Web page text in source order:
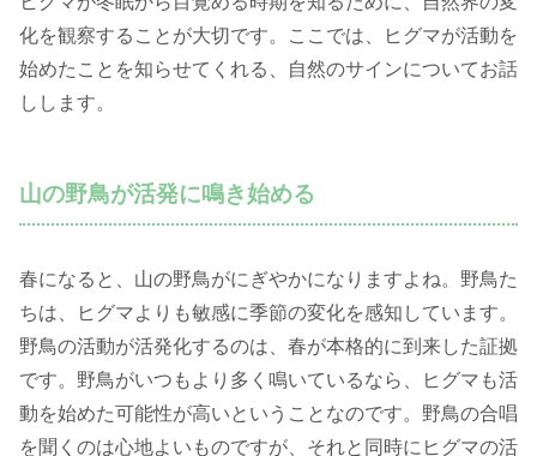
化を観察することが大切です。ここでは、ヒグマが活動を
始めたことを知らせてくれる、自然のサインについてお話
しします。
山の野鳥が活発に鳴き始める
春になると、山の野鳥がにぎやかになりますよね。野鳥た
ちは、ヒグマよりも敏感に季節の変化を感知しています。
野鳥の活動が活発化するのは、春が本格的に到来した証拠
です。野鳥がいつもより多く鳴いているなら、ヒグマも活
動を始めた可能性が高いということなのです。野鳥の合唱
を聞くのは心地よいものですが、それと同時にヒグマの活